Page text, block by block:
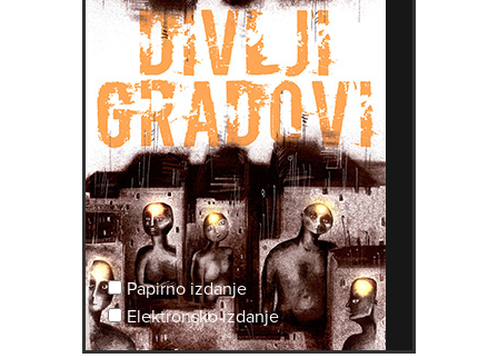
Papirno izdanje
Elektronsko izdanje